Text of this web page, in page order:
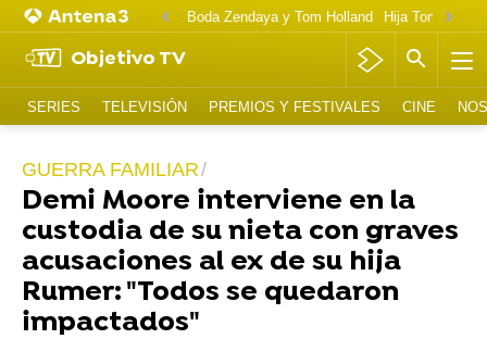
Boda Zendaya y Tom Holland Hija Tom
Objetivo TV
SERIES TELEVISIÓN PREMIOS Y FESTIVALES CINE
GUERRA FAMILIAR
Demi Moore interviene en la
custodia de su nieta con graves
acusaciones al ex de su hija
Rumer: "Todos se quedaron
impactados"